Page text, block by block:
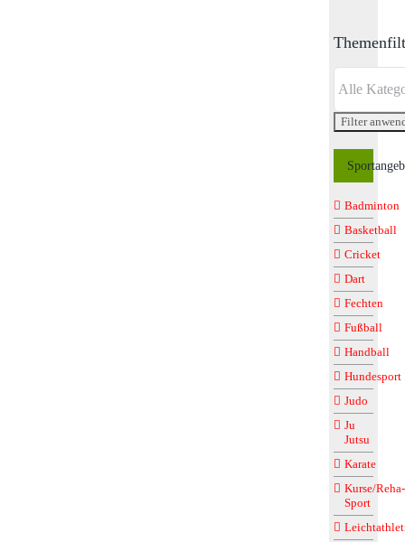
Badminton
Basketball
Cricket
Dart
Fechten
Fußball
Handball
Hundesport
Judo
Ju
Jutsu
Karate
Kurse/Reha-
Sport